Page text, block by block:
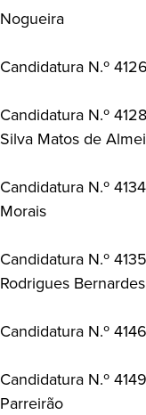
Nogueira
Candidatura N.º
Candidatura N.º
Silva Matos de
Candidatura N.º
Morais
Candidatura N.º
Rodrigues Bernardes
Candidatura N.º
Candidatura N.º
Parreirão